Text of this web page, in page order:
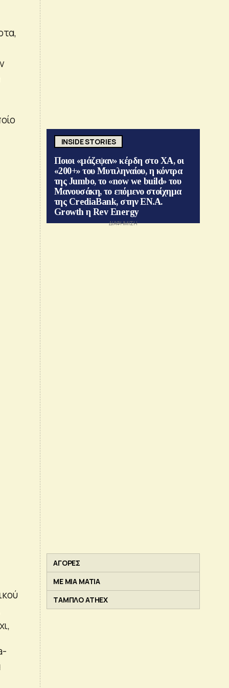
INSIDE STORIES
Ποιοι «μάζεψαν» κέρδη στο ΧΑ, οι
«200+» του Μυτιληναίου, η κόντρα
της Jumbo, το «now we build» του
Μανουσάκη, το επόμενο στοίχημα
της CrediaBank, στην ΕΝ.Α.
Growth η Rev Energy
ΑΓΟΡΕΣ
ΜΕ ΜΙΑ ΜΑΤΙΑ
ΤΑΜΠΛΟ ATHEX